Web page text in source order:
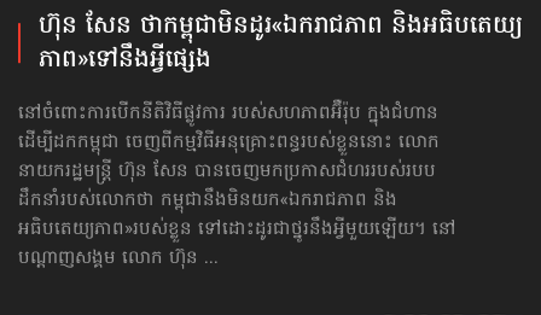
ហ៊ុន សែន ថាកម្ពុជាមិនដូរ​«ឯករាជភាព និងអធិបតេយ្យ
ភាព»​ទៅនឹងអ្វីផ្សេង
នៅចំពោះការបើកនីតិវិធីផ្លូវការ របស់សហភាពអ៊ឺរ៉ុប ក្នុងជំហាន
ដើម្បីដកកម្ពុជា ចេញពីកម្មវិធីអនុគ្រោះពន្ធរបស់ខ្លួននោះ លោក
នាយករដ្ឋមន្ត្រី ហ៊ុន សែន បានចេញមកប្រកាស​ជំហរ​របស់របប
ដឹកនាំ​របស់លោក​ថា កម្ពុជា​នឹងមិនយក​«ឯករាជភាព និង
អធិបតេយ្យភាព»របស់ខ្លួន ទៅដោះដូរ​ជាថ្នូរ​នឹងអ្វីមួយ​ឡើយ។ នៅ
បណ្ដាញសង្គម លោក ហ៊ុន ...